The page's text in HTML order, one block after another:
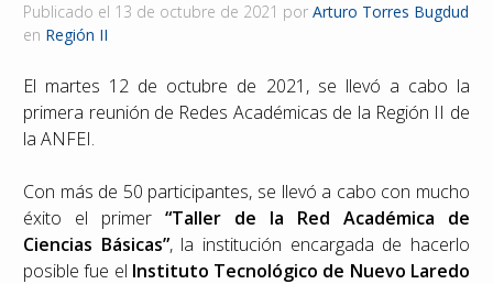
Publicaciones
Afiliación
Publicado el 13 de octubre de 2021 porArturo Torres Bugdud
en Región II
El martes 12 de octubre de 2021, se llevó a cabo la
primera reunión de Redes Académicas de la Región II de
la ANFEI.
Con más de 50 participantes, se llevó a cabo con mucho
éxito el primer“Taller de la Red Académica de
Ciencias Básicas”, la institución encargada de hacerlo
posible fue el Instituto Tecnológico de Nuevo Laredo